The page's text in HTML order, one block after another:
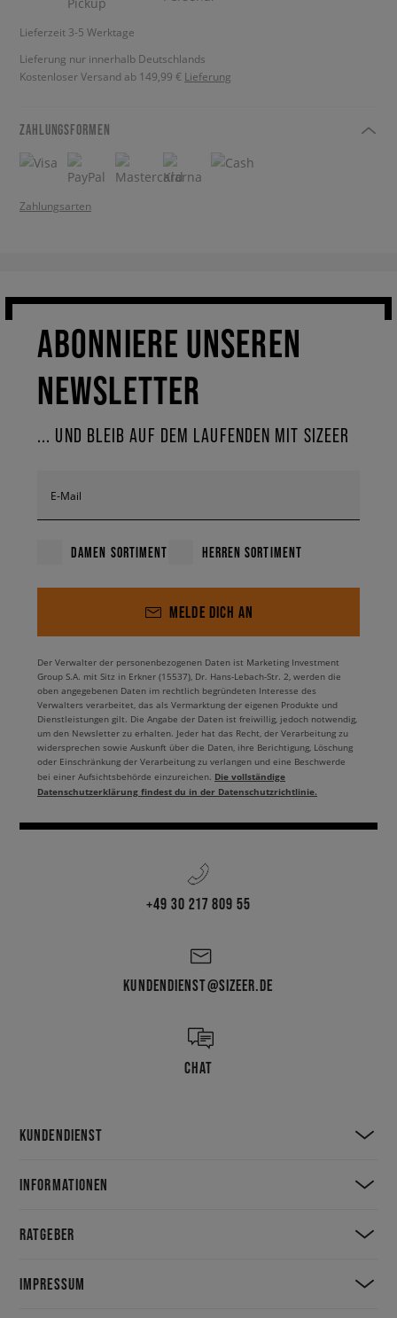
Lieferzeit 3-5 Werktage
Lieferung nur innerhalb Deutschlands
Kostenloser Versand ab 149,99 € Lieferung
ZAHLUNGSFORMEN
Zahlungsarten
ABONNIERE UNSEREN
NEWSLETTER
... UND BLEIB AUF DEM LAUFENDEN MIT SIZEER
E-Mail
DAMEN SORTIMENT HERREN SORTIMENT
MELDE DICH AN
Der Verwalter der personenbezogenen Daten ist Marketing Investment
Group S.A. mit Sitz in Erkner (15537), Dr. Hans-Lebach-Str. 2, werden die
oben angegebenen Daten im rechtlich begründeten Interesse des
Verwalters verarbeitet, das als Vermarktung der eigenen Produkte und
Dienstleistungen gilt. Die Angabe der Daten ist freiwillig, jedoch notwendig,
um den Newsletter zu erhalten. Jeder hat das Recht, der Verarbeitung zu
widersprechen sowie Auskunft über die Daten, ihre Berichtigung, Löschung
oder Einschränkung der Verarbeitung zu verlangen und eine Beschwerde
bei einer Aufsichtsbehörde einzureichen. Die vollständige
Datenschutzerklärung findest du in der Datenschutzrichtlinie.
+49 30 217 809 55
KUNDENDIENST@SIZEER.DE
CHAT
KUNDENDIENST
INFORMATIONEN
RATGEBER
IMPRESSUM